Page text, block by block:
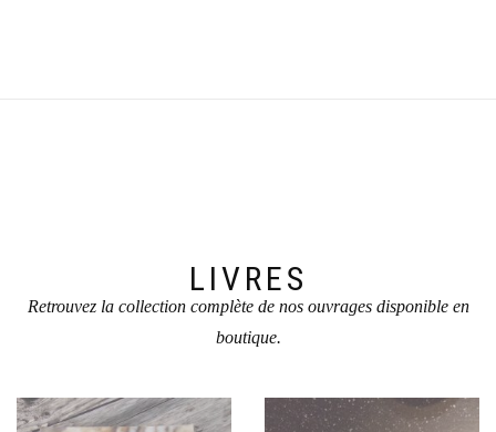
LIVRES
Retrouvez la collection complète de nos ouvrages disponible en
boutique.